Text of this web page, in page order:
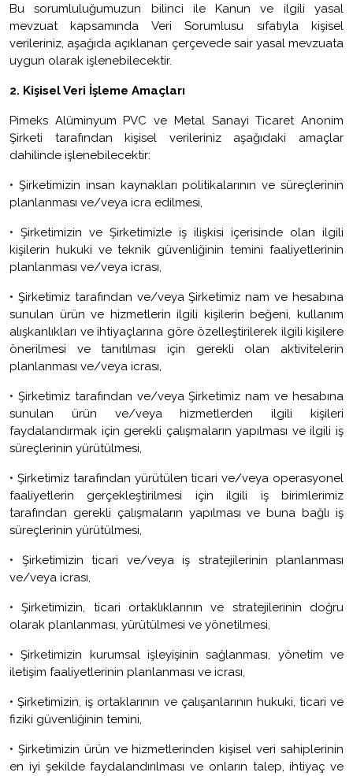
Bu sorumluluğumuzun bilinci ile Kanun ve ilgili yasal
mevzuat kapsamında Veri Sorumlusu sıfatıyla kişisel
verileriniz, aşağıda açıklanan çerçevede sair yasal mevzuata
uygun olarak işlenebilecektir.
2. Kişisel Veri İşleme Amaçları
Pimeks Alüminyum PVC ve Metal Sanayi Ticaret Anonim
Şirketi tarafından kişisel verileriniz aşağıdaki amaçlar
dahilinde işlenebilecektir:
• Şirketimizin insan kaynakları politikalarının ve süreçlerinin
planlanması ve/veya icra edilmesi,
• Şirketimizin ve Şirketimizle iş ilişkisi içerisinde olan ilgili
kişilerin hukuki ve teknik güvenliğinin temini faaliyetlerinin
planlanması ve/veya icrası,
• Şirketimiz tarafından ve/veya Şirketimiz nam ve hesabına
sunulan ürün ve hizmetlerin ilgili kişilerin beğeni, kullanım
alışkanlıkları ve ihtiyaçlarına göre özelleştirilerek ilgili kişilere
önerilmesi ve tanıtılması için gerekli olan aktivitelerin
planlanması ve/veya icrası,
• Şirketimiz tarafından ve/veya Şirketimiz nam ve hesabına
sunulan ürün ve/veya hizmetlerden ilgili kişileri
faydalandırmak için gerekli çalışmaların yapılması ve ilgili iş
süreçlerinin yürütülmesi,
• Şirketimiz tarafından yürütülen ticari ve/veya operasyonel
faaliyetlerin gerçekleştirilmesi için ilgili iş birimlerimiz
tarafından gerekli çalışmaların yapılması ve buna bağlı iş
süreçlerinin yürütülmesi,
•
Şirketimizin ticari ve/veya iş stratejilerinin planlanması
ve/veya icrası,
•
Şirketimizin, ticari ortaklıklarının ve stratejilerinin doğru
olarak planlanması, yürütülmesi ve yönetilmesi,
• Şirketimizin kurumsal işleyişinin sağlanması, yönetim ve
iletişim faaliyetlerinin planlanması ve icrası,
• Şirketimizin, iş ortaklarının ve çalışanlarının hukuki, ticari ve
fiziki güvenliğinin temini,
• Şirketimizin ürün ve hizmetlerinden kişisel veri sahiplerinin
en iyi şekilde faydalandırılması ve onların talep, ihtiyaç ve